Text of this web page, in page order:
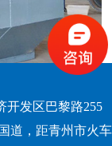
发区巴黎路255
道，距青州市火车